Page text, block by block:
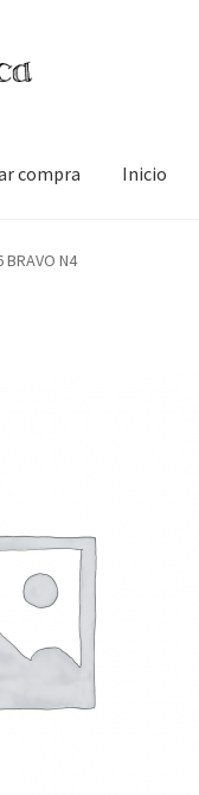
compra Inicio
Inicio Mi cuenta
BRAVO N4